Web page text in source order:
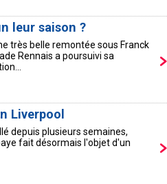
leur saison ?
très belle remontée sous Franck
Rennais a poursuivi sa
Liverpool
depuis plusieurs semaines,
fait désormais l'objet d'un